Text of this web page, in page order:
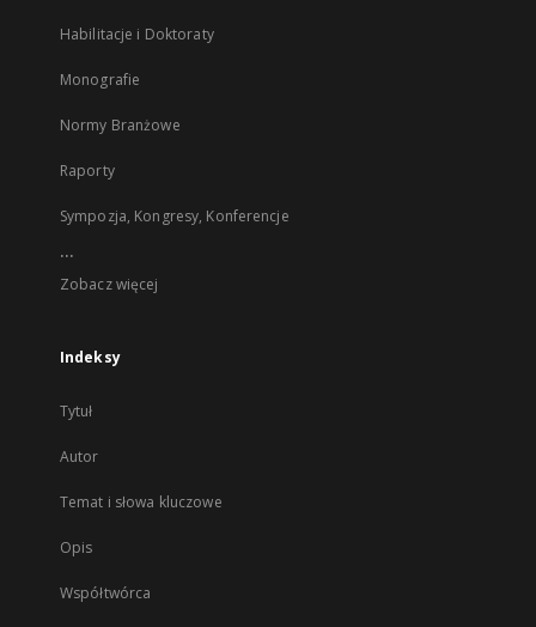
Habilitacje i Doktoraty
Monografie
Normy Branżowe
Raporty
Sympozja, Kongresy, Konferencje
...
Zobacz więcej
Indeksy
Tytuł
Autor
Temat i słowa kluczowe
Opis
Współtwórca